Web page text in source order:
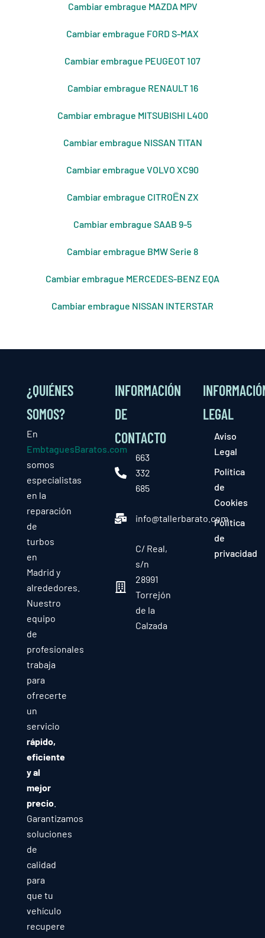
Cambiar embrague MAZDA MPV
Cambiar embrague FORD S-MAX
Cambiar embrague PEUGEOT 107
Cambiar embrague RENAULT 16
Cambiar embrague MITSUBISHI L400
Cambiar embrague NISSAN TITAN
Cambiar embrague VOLVO XC90
Cambiar embrague CITROЁN ZX
Cambiar embrague SAAB 9-5
Cambiar embrague BMW Serie 8
Cambiar embrague MERCEDES-BENZ EQA
Cambiar embrague NISSAN INTERSTAR
¿QUIÉNES
SOMOS?
En
EmbtaguesBaratos.com
somos
especialistas
en la
reparación
de
turbos
en
Madrid y
alrededores.
Nuestro
equipo
de
profesionales
trabaja
para
ofrecerte
un
servicio
rápido,
eficiente
y al
mejor
precio.
Garantizamos
soluciones
de
calidad
para
que tu
vehículo
recupere
INFORMACIÓN
DE
CONTACTO
663
332
685
info@tallerbarato.com
C/ Real,
s/n
28991
Torrejón
de la
Calzada
LEGAL
Aviso
Legal
Política
de
Cookies
Política
de
privacidad